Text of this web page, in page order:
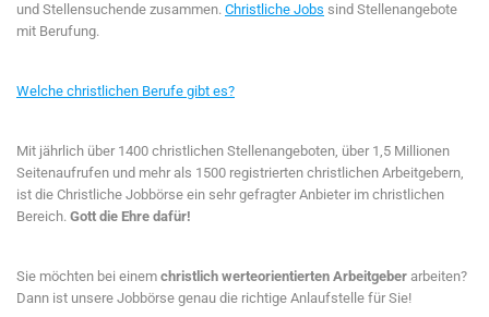
und Stellensuchende zusammen. Christliche Jobs sind Stellenangebote
mit Berufung.
Welche christlichen Berufe gibt es?
Mit jährlich über 1400 christlichen Stellenangeboten, über 1,5 Millionen
Seitenaufrufen und mehr als 1500 registrierten christlichen Arbeitgebern,
ist die Christliche Jobbörse ein sehr gefragter Anbieter im christlichen
Bereich. Gott die Ehre dafür!
Sie möchten bei einem christlich werteorientierten Arbeitgeber arbeiten?
Dann ist unsere Jobbörse genau die richtige Anlaufstelle für Sie!